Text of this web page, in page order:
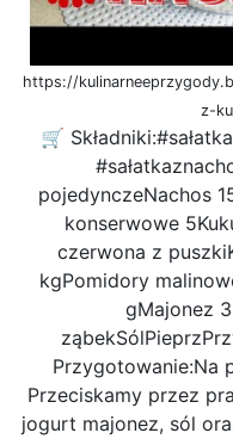
https://
z-
🛒
pojedynczeNachos
konserwowe
czerwona z
kgPomidory
gMajonez 3
Przygotowanie:Na
Przeciskamy przez
jogurt majonez, sól